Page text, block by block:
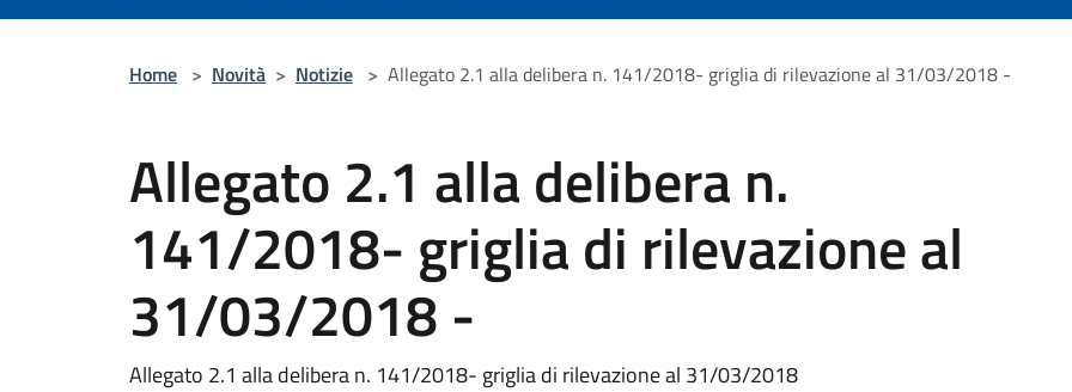
Home > Novità > Notizie > Allegato 2.1 alla delibera n. 141/2018- griglia di rilevazione al 31/03/2018 -
Allegato 2.1 alla delibera n.
141/2018- griglia di rilevazione al
31/03/2018 -
Allegato 2.1 alla delibera n. 141/2018- griglia di rilevazione al 31/03/2018